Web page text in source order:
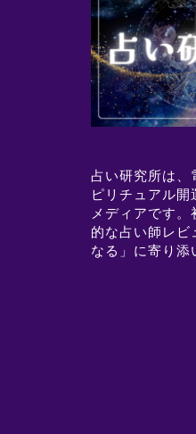
占い研究所は、
ピリチュアル
メディアです
的な占い師レビ
なる」に寄り添